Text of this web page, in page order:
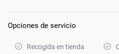
Opciones de servicio
Recogida en tienda